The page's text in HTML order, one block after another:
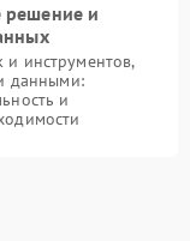
и
инструментов,
данными:
и